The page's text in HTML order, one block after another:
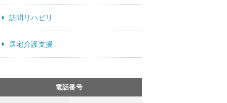
訪問リハビリ
居宅介護支援
電話番号